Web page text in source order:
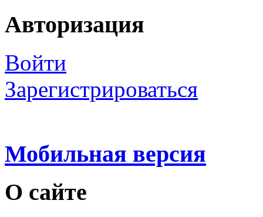
Авторизация
Войти
Зарегистрироваться
Мобильная версия
О сайте